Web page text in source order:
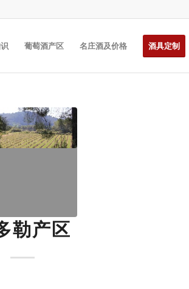
葡萄酒产区 名庄酒及价格 酒具定制
勒产区